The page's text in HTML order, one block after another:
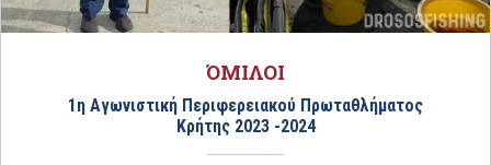
ΌΜΙΛΟΙ
1η Αγωνιστική Περιφερειακού Πρωταθλήματος
Κρήτης 2023 -2024